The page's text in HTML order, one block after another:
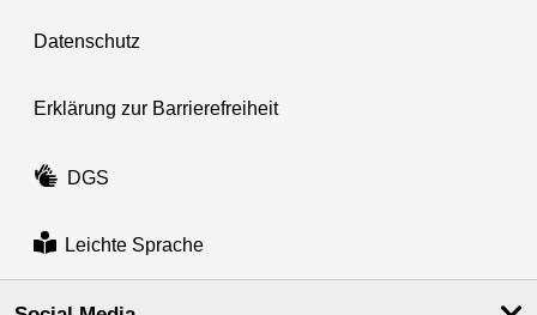
Datenschutz
Erklärung zur Barrierefreiheit
DGS
Leichte Sprache